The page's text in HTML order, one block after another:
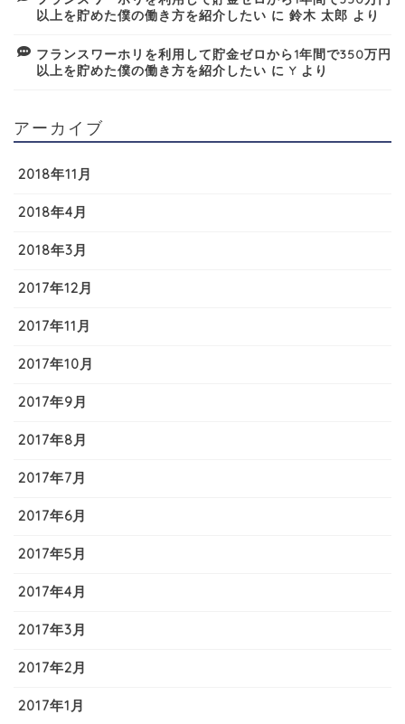
以上を貯めた僕の働き方を紹介したい に 鈴木 太郎 より
フランスワーホリを利用して貯金ゼロから1年間で350万円
以上を貯めた僕の働き方を紹介したい に Y より
アーカイブ
2018年11月
2018年4月
2018年3月
2017年12月
2017年11月
2017年10月
2017年9月
2017年8月
2017年7月
2017年6月
2017年5月
2017年4月
2017年3月
2017年2月
2017年1月